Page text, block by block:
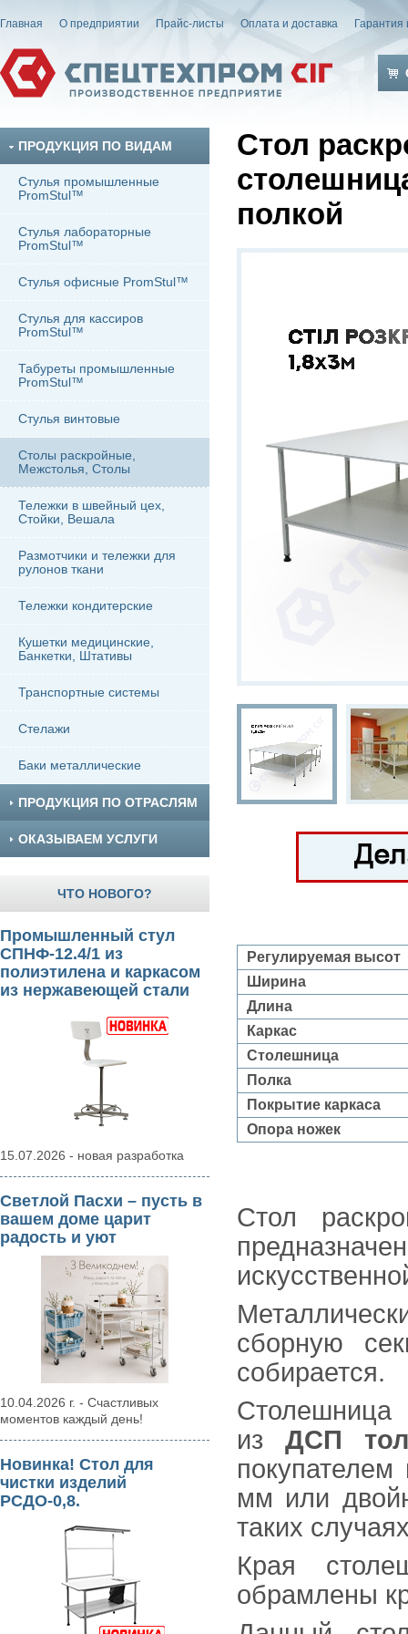
Главная О предприятии Прайс-листы Оплата и доставка Гарантия
ПРОДУКЦИЯ ПО ВИДАМ
Стулья промышленные
PromStul™
Стулья лабораторные
PromStul™
Стулья офисные PromStul™
Стулья для кассиров
PromStul™
Табуреты промышленные
PromStul™
Стулья винтовые
Столы раскройные,
Межстолья, Столы
Тележки в швейный цех,
Стойки, Вешала
Размотчики и тележки для
рулонов ткани
Тележки кондитерские
Кушетки медицинские,
Банкетки, Штативы
Транспортные системы
Стелажи
Баки металлические
ПРОДУКЦИЯ ПО ОТРАСЛЯМ
ОКАЗЫВАЕМ УСЛУГИ
ЧТО НОВОГО?
Промышленный стул
СПНФ-12.4/1 из
полиэтилена и каркасом
из нержавеющей стали
15.07.2026 - новая разработка
Светлой Пасхи – пусть в
вашем доме царит
радость и уют
10.04.2026 г. - Счастливых
моментов каждый день!
Новинка! Стол для
чистки изделий
РСДО-0,8.
Стол
полкой
Регулируемая высот
Ширина
Длина
Каркас
Столешница
Полка
Покрытие каркаса
Опора ножек
Стол
сборную
собирается.
Столешница
изДСП
мм или
таких
Края
обрамлены